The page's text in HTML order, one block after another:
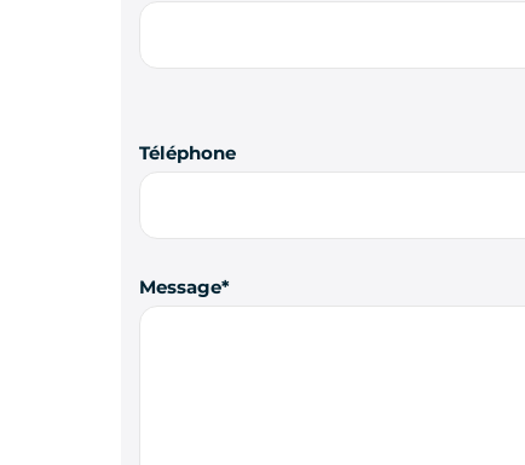
Téléphone
Message